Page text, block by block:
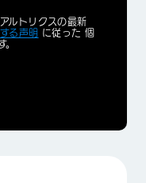
ルトリクスの最新
る声明 に従った 個
。